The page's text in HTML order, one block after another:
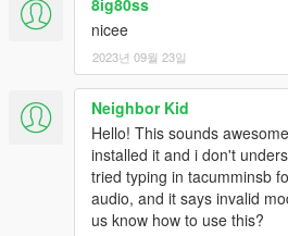
nicee
2023년 09월 23일
Neighbor Kid
Hello! This sounds
installed it and i don't
tried typing in tacumminsb
audio, and it says invalid
us know how to use this?